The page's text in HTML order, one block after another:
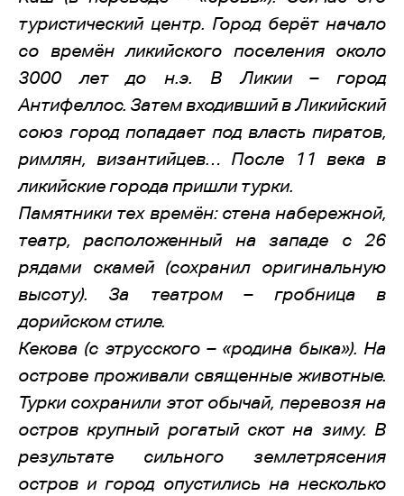
туристический центр. Город берёт начало
со времён ликийского поселения около
3000 лет до н.э. В Ликии – город
Антифеллос. Затем входивший в Ликийский
союз город попадает под власть пиратов,
римлян, византийцев… После 11 века в
ликийские города пришли турки.
Памятники тех времён: стена набережной,
театр, расположенный на западе с 26
рядами скамей (сохранил оригинальную
высоту). За театром – гробница в
дорийском стиле.
Кекова (с этрусского – «родина быка»). На
острове проживали священные животные.
Турки сохранили этот обычай, перевозя на
остров крупный рогатый скот на зиму. В
результате сильного землетрясения
остров и город опустились на несколько